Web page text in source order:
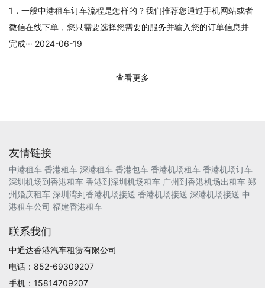
1．一般中港租车订车流程是怎样的？我们推荐您通过手机网站或者
微信在线下单，您只需要选择您需要的服务并输入您的订单信息并
完成··· 2024-06-19
查看更多
友情链接
中港租车 香港租车 深港租车 香港包车 香港机场租车 香港机场订车
深圳机场到香港租车 香港到深圳机场租车 广州到香港机场出租车 郑
州婚庆租车 深圳湾到香港机场接送 香港机场接送 深港机场接送 中
港租车公司 福建香港租车
联系我们
中通达香港汽车租赁有限公司
电话：852-69309207
手机：15814709207